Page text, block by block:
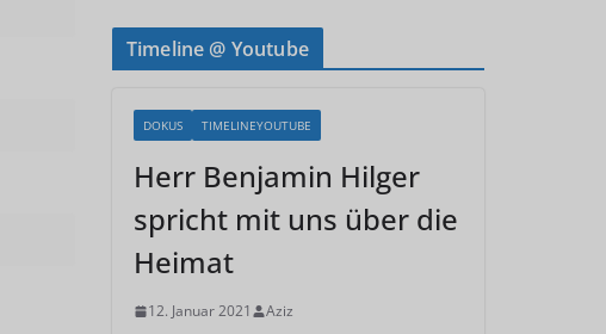
Timeline @ Youtube
DOKUS TIMELINEYOUTUBE
Herr Benjamin Hilger
spricht mit uns über die
Heimat
12. Januar 2021 Aziz